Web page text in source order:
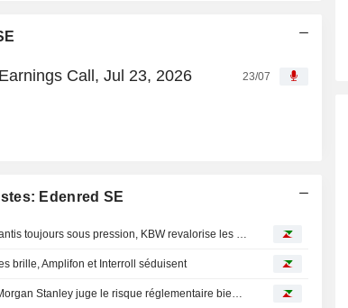
Call, Jul 23, 2026 23/07
Edenred SE
brille, Amplifon et Interroll séduisent